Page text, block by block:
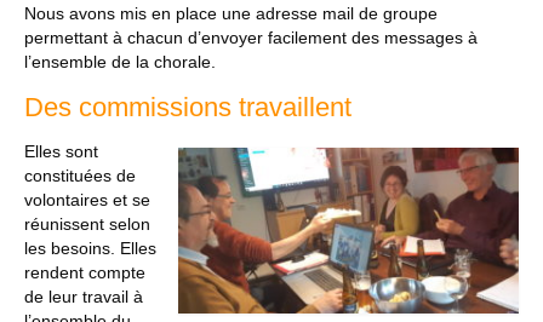
Nous avons mis en place une adresse mail de groupe
permettant à chacun d’envoyer facilement des messages à
l’ensemble de la chorale.
Des commissions travaillent
Elles sont
constituées de
volontaires et se
réunissent selon
les besoins. Elles
rendent compte
de leur travail à